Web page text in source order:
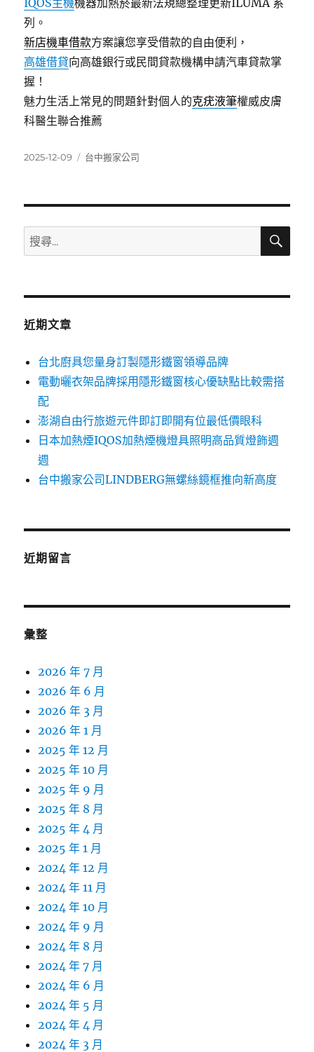
IQOS主機機器加熱菸最新法規總整理更新ILUMA 系
列。
新店機車借款方案讓您享受借款的自由便利，
高雄借貸向高雄銀行或民間貸款機構申請汽車貸款掌
握！
魅力生活上常見的問題針對個人的克疣液筆權威皮膚
科醫生聯合推薦
發
2025-12-09
分
台中搬家公司
搜
尋
鍵
搜
近期文章
台北廚具您量身訂製隱形鐵窗領導品牌
電動曬衣架品牌採用隱形鐵窗核心優缺點比較需搭
配
澎湖自由行旅遊元件即訂即開有位最低價眼科
日本加熱煙IQOS加熱煙機燈具照明高品質燈飾週
週
台中搬家公司LINDBERG無螺絲鏡框推向新高度
近期留言
彙整
2026 年 7 月
2026 年 6 月
2026 年 3 月
2026 年 1 月
2025 年 12 月
2025 年 10 月
2025 年 9 月
2025 年 8 月
2025 年 4 月
2025 年 1 月
2024 年 12 月
2024 年 11 月
2024 年 10 月
2024 年 9 月
2024 年 8 月
2024 年 7 月
2024 年 6 月
2024 年 5 月
2024 年 4 月
2024 年 3 月